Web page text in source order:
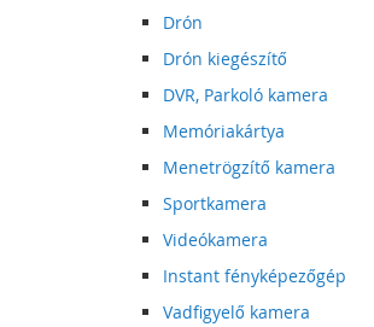
Drón
Drón kiegészítő
DVR, Parkoló kamera
Memóriakártya
Menetrögzítő kamera
Sportkamera
Videókamera
Instant fényképezőgép
Vadfigyelő kamera